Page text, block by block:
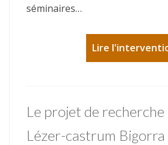
séminaires…
Lire
Le projet de recherche
Lézer-castrum Bigorra